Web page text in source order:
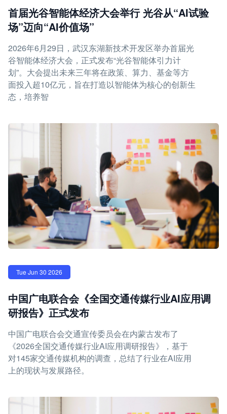
首届光谷智能体经济大会举行 光谷从“AI试验
场”迈向“AI价值场”
2026年6月29日，武汉东湖新技术开发区举办首届光
谷智能体经济大会，正式发布“光谷智能体引力计
划”。大会提出未来三年将在政策、算力、基金等方
面投入超10亿元，旨在打造以智能体为核心的创新生
态，培养智
Tue Jun 30 2026
中国广电联合会《全国交通传媒行业AI应用调
研报告》正式发布
中国广电联合会交通宣传委员会在内蒙古发布了
《2026全国交通传媒行业AI应用调研报告》，基于
对145家交通传媒机构的调查，总结了行业在AI应用
上的现状与发展路径。